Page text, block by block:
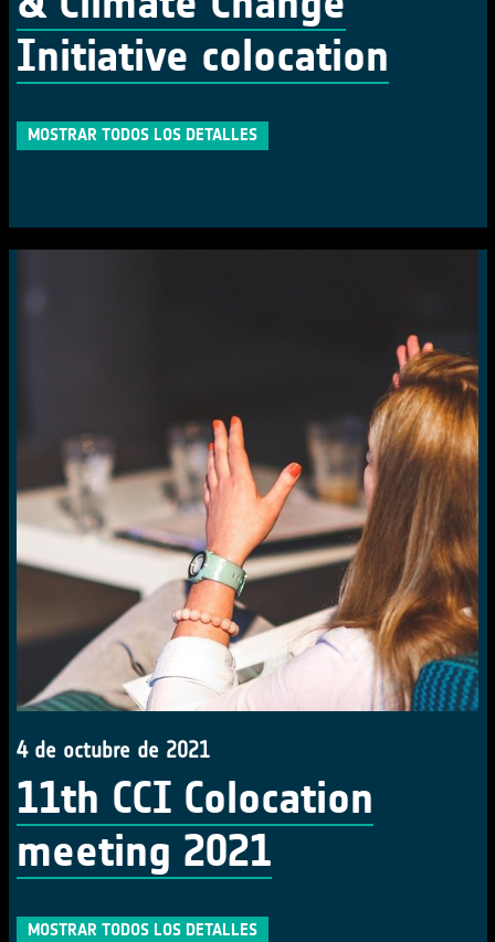
Initiative colocation
MOSTRAR TODOS LOS DETALLES
4 de octubre de 2021
11th CCI Colocation
meeting 2021
MOSTRAR TODOS LOS DETALLES